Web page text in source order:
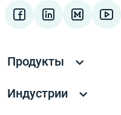
Продукты
Индустрии